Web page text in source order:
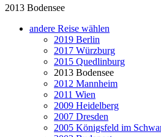
2013 Bodensee
andere Reise wählen
2019 Berlin
2017 Würzburg
2015 Quedlinburg
2013 Bodensee
2012 Mannheim
2011 Wien
2009 Heidelberg
2007 Dresden
2005 Königsfeld im